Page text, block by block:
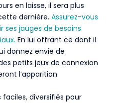
en laisse, il sera plus
dernière. Assurez-vous
jauges de besoins
En lui offrant ce dont il
donnez envie de
petits jeux de connexion
l’apparition
diversifiés pour